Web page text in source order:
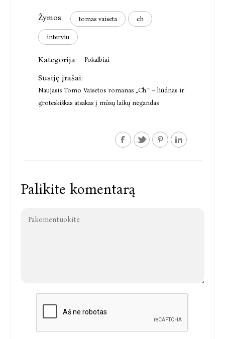
Žymos: tomas vaiseta ch
interviu
Kategorija: Pokalbiai
Susiję įrašai:
Naujasis Tomo Vaisetos romanas „Ch.“ – liūdnas ir
groteskiškas atsakas į mūsų laikų negandas
Palikite komentarą